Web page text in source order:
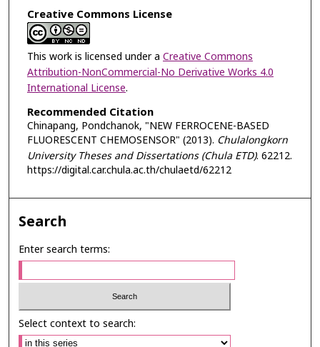
Creative Commons License
This work is licensed under a Creative Commons
Attribution-NonCommercial-No Derivative Works 4.0
International License.
Recommended Citation
Chinapang, Pondchanok, "NEW FERROCENE-BASED
FLUORESCENT CHEMOSENSOR" (2013). Chulalongkorn
University Theses and Dissertations (Chula ETD). 62212.
https://digital.car.chula.ac.th/chulaetd/62212
Search
Enter search terms:
Select context to search: